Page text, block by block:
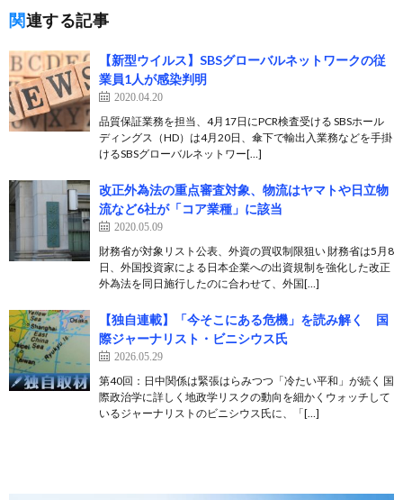
関連する記事
【新型ウイルス】SBSグローバルネットワークの従
業員1人が感染判明
2020.04.20
品質保証業務を担当、4月17日にPCR検査受ける SBSホール
ディングス（HD）は4月20日、傘下で輸出入業務などを手掛
けるSBSグローバルネットワー[…]
改正外為法の重点審査対象、物流はヤマトや日立物
流など6社が「コア業種」に該当
2020.05.09
財務省が対象リスト公表、外資の買収制限狙い 財務省は5月8
日、外国投資家による日本企業への出資規制を強化した改正
外為法を同日施行したのに合わせて、外国[…]
【独自連載】「今そこにある危機」を読み解く 国
際ジャーナリスト・ビニシウス氏
2026.05.29
第40回：日中関係は緊張はらみつつ「冷たい平和」が続く 国
際政治学に詳しく地政学リスクの動向を細かくウォッチして
いるジャーナリストのビニシウス氏に、「[…]